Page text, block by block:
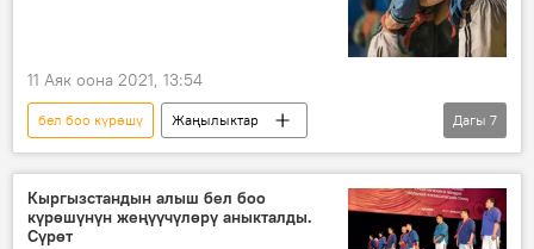
11 Аяк оона 2021, 13:54
бел боо күрөшү
Жаңылыктар
Кыргызстан
Спорт
Татарстан
күрөш
мелдеш
медаль
Дагы 7
Кыргызстандын алыш бел боо
күрөшүнүн жеңүүчүлөрү аныкталды.
Сүрөт